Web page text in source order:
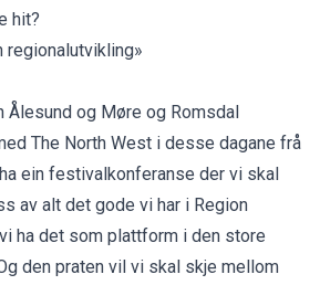
hit?
regionalutvikling»
Ålesund og Møre og Romsdal
The North West i desse dagane frå
ein festivalkonferanse der vi skal
av alt det gode vi har i Region
ha det som plattform i den store
den praten vil vi skal skje mellom